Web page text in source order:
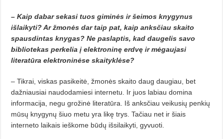
– Kaip dabar sekasi tuos giminės ir šeimos knygynus
išlaikyti? Ar žmonės dar taip pat, kaip anksčiau skaito
spausdintas knygas? Ne paslaptis, kad daugelis savo
bibliotekas perkelia į elektroninę erdvę ir mėgaujasi
literatūra elektroninėse skaityklėse?
– Tikrai, viskas pasikeitė, žmonės skaito daug daugiau, bet
dažniausiai naudodamiesi internetu. Ir juos labiau domina
informacija, negu grožinė literatūra. Iš anksčiau veikusių penkių
mūsų knygynų šiuo metu yra likę trys. Tačiau net ir šiais
interneto laikais ieškome būdų išsilaikyti, gyvuoti.